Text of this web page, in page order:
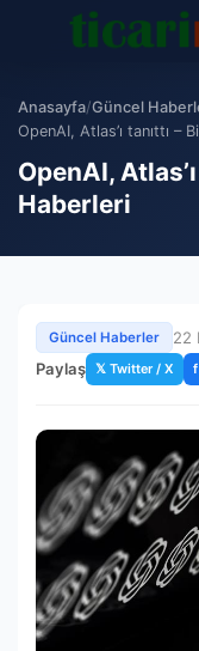
Anasayfa/Güncel
OpenAI, Atlas’ı tanıttı –
OpenAI,
Haberleri
Güncel Haberler
22
Paylaş 𝕏 Twitter / X